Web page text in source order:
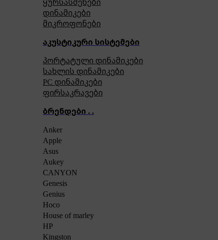
დინამიკები
მიკროფონები
აკუსტიკური სისტემები
პორტატული დინამიკები
სახლის დინამიკები
PC დინამიკები
ფირსაკრავები
ბრენდები . .
Anker
Apple
Asus
Aukey
CANYON
Genesis
Genius
Hoco
House of marley
HP
Kingston